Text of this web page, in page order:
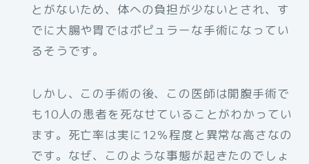
とがないため、体への負担が少ないとされ、す
でに大腸や胃ではポピュラーな手術になってい
るそうです。
しかし、この手術の後、この医師は開腹手術で
も10人の患者を死なせていることがわかってい
ます。死亡率は実に12％程度と異常な高さなの
です。なぜ、このような事態が起きたのでしょ